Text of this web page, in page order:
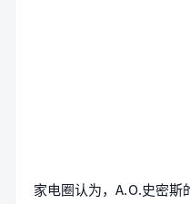
家电圈认为，A.O.史密